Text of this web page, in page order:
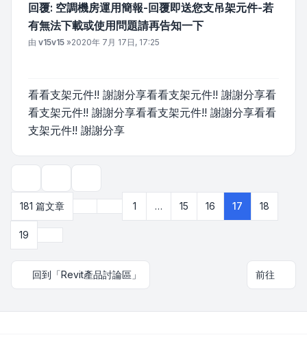
回覆: 空調機房運用簡報-回覆即送您支吊架元件-若
有無法下載或使用問題請再告知一下
文章
由 v15v15 »2020年 7月 17日, 17:25
看看支架元件!! 謝謝分享看看支架元件!! 謝謝分享看
看支架元件!! 謝謝分享看看支架元件!! 謝謝分享看看
支架元件!! 謝謝分享
181 篇文章
第17頁 (共 19 頁)
上一頁1 … 15 16 17 18
19
回到「Revit產品討論區」 前往